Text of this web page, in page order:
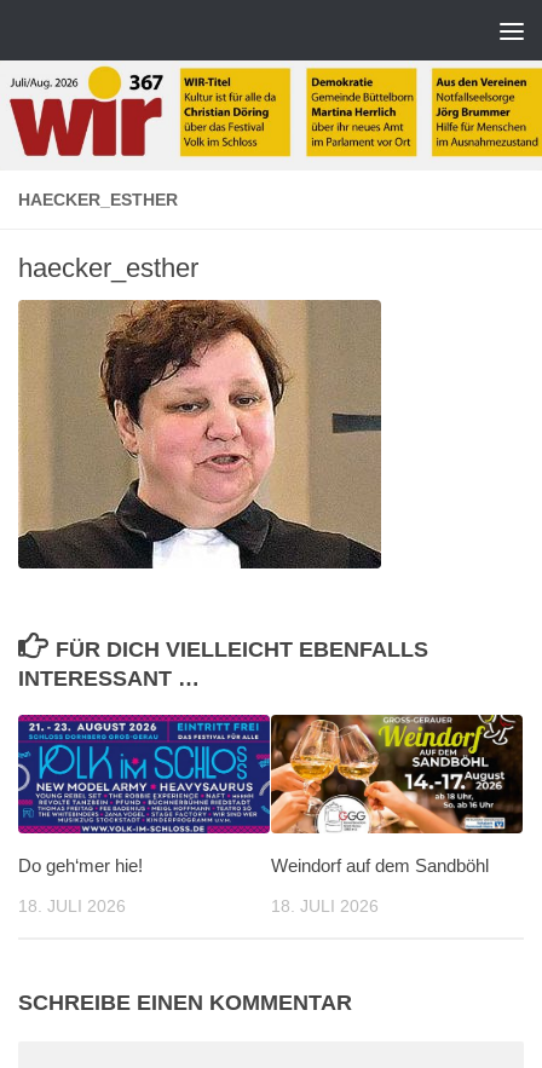
HAECKER_ESTHER
haecker_esther
FÜR DICH VIELLEICHT EBENFALLS
INTERESSANT …
Do geh‘mer hie!
18. JULI 2026
Weindorf auf dem Sandböhl
18. JULI 2026
SCHREIBE EINEN KOMMENTAR